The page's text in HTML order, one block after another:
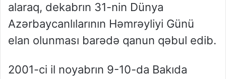
alaraq, dekabrın 31-nin Dünya
Azərbaycanlılarının Həmrəyliyi Günü
elan olunması barədə qanun qəbul edib.
2001-ci il noyabrın 9-10-da Bakıda